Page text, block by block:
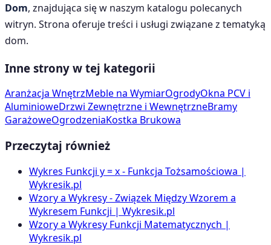
Dom, znajdująca się w naszym katalogu polecanych
witryn. Strona oferuje treści i usługi związane z tematyką
dom.
Inne strony w tej kategorii
Aranżacja WnętrzMeble na WymiarOgrodyOkna PCV i
AluminioweDrzwi Zewnętrzne i WewnętrzneBramy
GarażoweOgrodzeniaKostka Brukowa
Przeczytaj również
Wykres Funkcji y = x - Funkcja Tożsamościowa |
Wykresik.pl
Wzory a Wykresy - Związek Między Wzorem a
Wykresem Funkcji | Wykresik.pl
Wzory a Wykresy Funkcji Matematycznych |
Wykresik.pl